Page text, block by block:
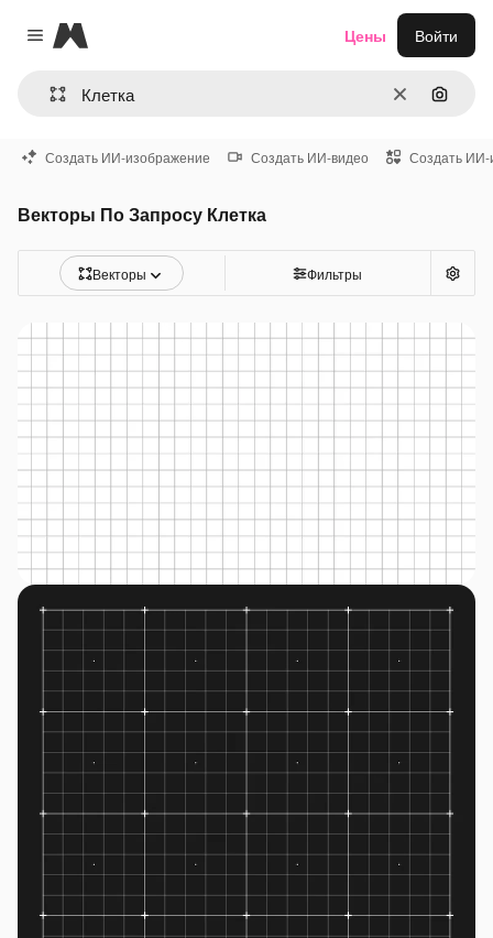
Close menu
Magnific
ОчиститьПоиск
Цены Войти
Создать ИИ-изображение Создать ИИ-видео Создать ИИ-
Векторы По Запросу Клетка
Векторы Фильтры